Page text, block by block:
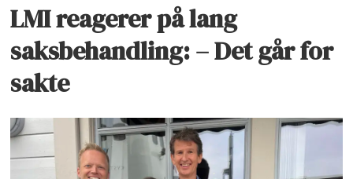
LMI reagerer på lang
saksbehandling: – Det går for
sakte